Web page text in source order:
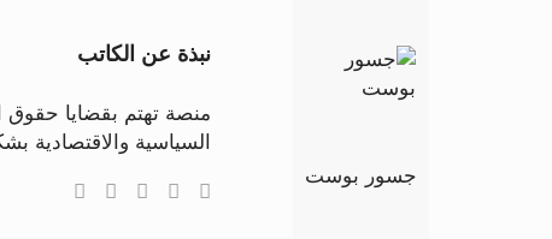
جسور بوست
نبذة عن الكاتب
منصة تهتم بقضايا حقوق
السياسية